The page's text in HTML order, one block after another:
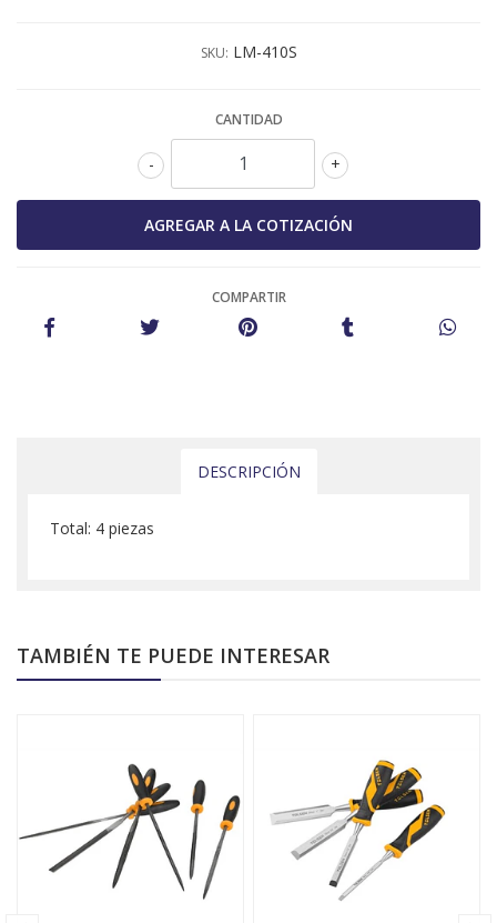
SKU: LM-410S
CANTIDAD
+
-
COMPARTIR
DESCRIPCIÓN
Total: 4 piezas
TAMBIÉN TE PUEDE INTERESAR